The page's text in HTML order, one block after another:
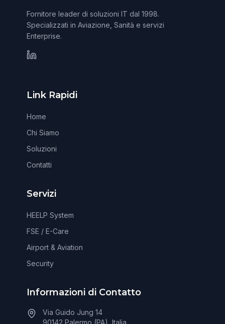
Fornitore leader di soluzioni IT dal 1998.
Specializzati in Aviazione, Sanità e servizi
Enterprise.
Link Rapidi
Home
Chi Siamo
Soluzioni
Contatti
Servizi
HEELP System
FSE / E-Care
Airport & Aviation
Security
Informazioni di Contatto
Via Guido Jung 14
90142 Palermo (PA), Italia